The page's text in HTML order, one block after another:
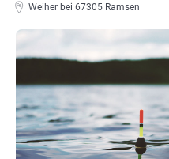
Weiher bei 67305 Ramsen